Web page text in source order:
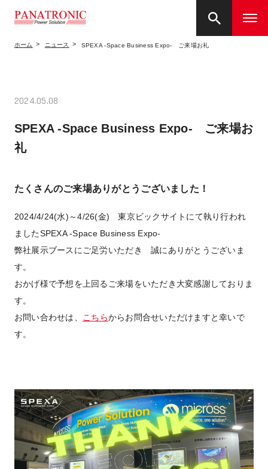
ホーム ニュース SPEXA -Space Business Expo- ご来場お礼
2024.05.08
SPEXA -Space Business Expo- ご来場お
礼
たくさんのご来場ありがとうございました！
2024/4/24(水)～4/26(金) 東京ビックサイトにて執り行われ
ましたSPEXA -Space Business Expo-
弊社展示ブースにご足労いただき 誠にありがとうございま
す。
おかげ様で予想を上回るご来場をいただき大変感謝しておりま
す。
お問い合わせは、
こちらからお問合せいただけますと幸いで
す。